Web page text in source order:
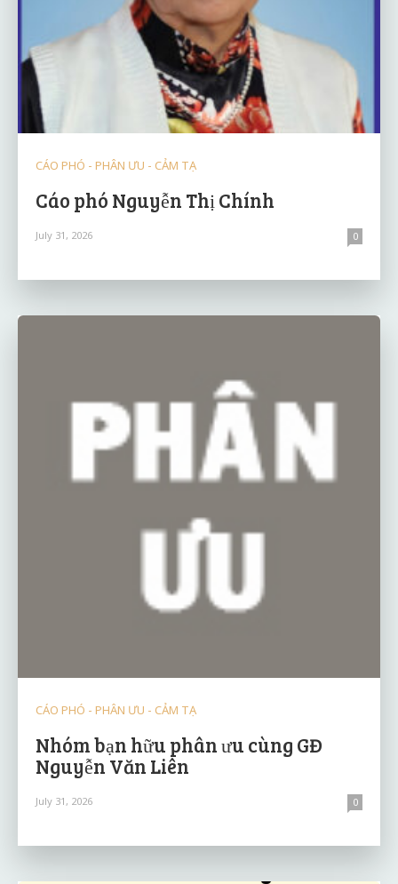
CÁO PHÓ - PHÂN ƯU - CẢM TẠ
Cáo phó Nguyễn Thị Chính
July 31, 2026 0
CÁO PHÓ - PHÂN ƯU - CẢM TẠ
Nhóm bạn hữu phân ưu cùng GĐ
Nguyễn Văn Liên
July 31, 2026 0